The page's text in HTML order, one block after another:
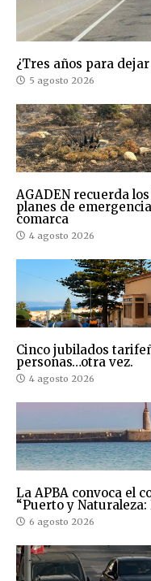
¿Tres años para
5 agosto 2026
AGADEN recuerda
planes de
comarca
4 agosto 2026
Cinco jubilados
personas…otra vez.
4 agosto 2026
La APBA convoca el
“Puerto y
6 agosto 2026